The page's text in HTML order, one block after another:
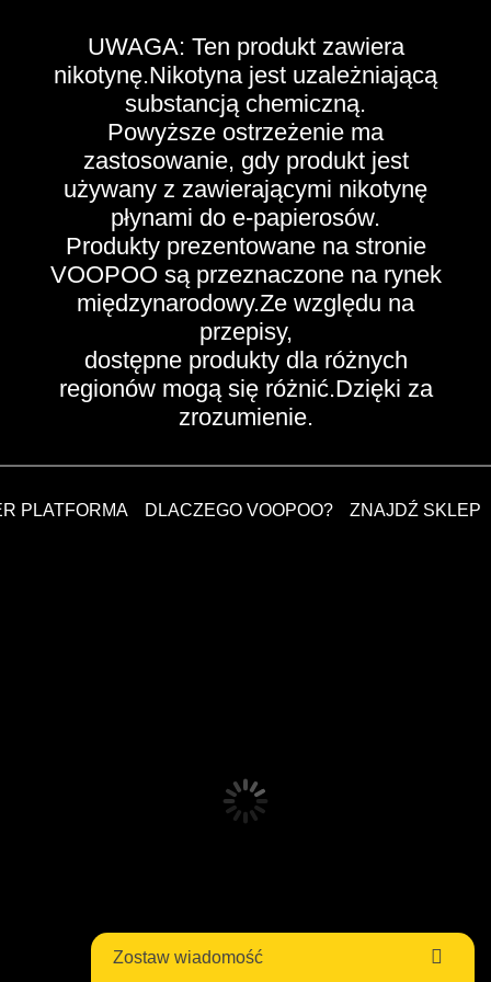
UWAGA: Ten produkt zawiera
nikotynę.Nikotyna jest uzależniającą
substancją chemiczną.
Powyższe ostrzeżenie ma
zastosowanie, gdy produkt jest
używany z zawierającymi nikotynę
płynami do e-papierosów.
Produkty prezentowane na stronie
VOOPOO są przeznaczone na rynek
międzynarodowy.Ze względu na
przepisy,
dostępne produkty dla różnych
regionów mogą się różnić.Dzięki za
zrozumienie.
PLATFORMA DLACZEGO VOOPOO? ZNAJDŹ SKLEP
Zostaw wiadomość